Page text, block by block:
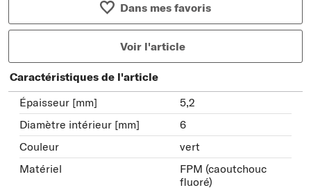
Dans mes favoris
Voir l'article
Caractéristiques de l'article
Épaisseur [mm]
5,2
Diamètre intérieur [mm]
6
Couleur
vert
Matériel
FPM (caoutchouc
fluoré)